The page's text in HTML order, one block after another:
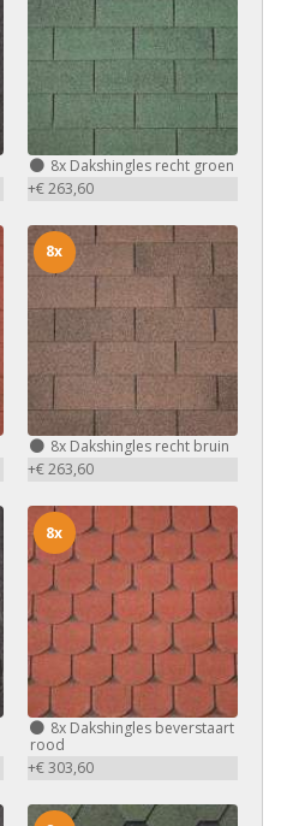
8xDakshingles recht groen
+€ 263,60
8xDakshingles recht bruin
+€ 263,60
8x
8xDakshingles beverstaart
rood
+€ 303,60
8x